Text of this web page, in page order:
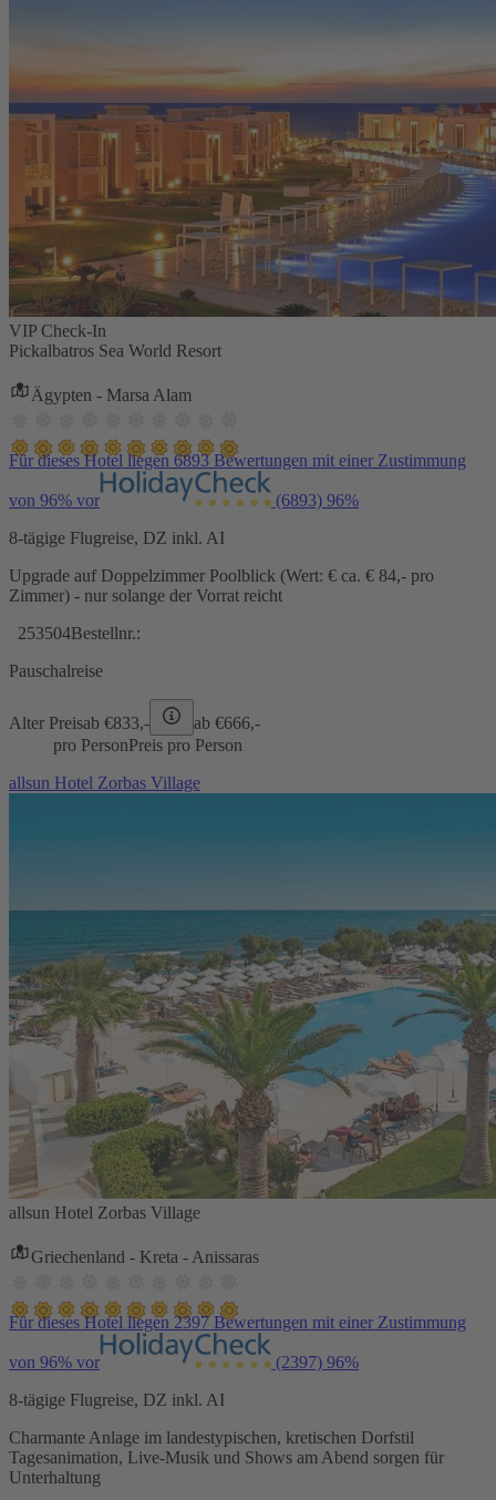
VIP Check-In
Pickalbatros Sea World Resort
Ägypten - Marsa Alam
Für dieses Hotel liegen 6893 Bewertungen mit einer Zustimmung
von 96% vor (6893) 96%
8-tägige Flugreise, DZ inkl. AI
Upgrade auf Doppelzimmer Poolblick (Wert: € ca. € 84,- pro
Zimmer) - nur solange der Vorrat reicht
253504Bestellnr.:
Pauschalreise
Alter Preisab €833,- ab €666,-
pro PersonPreis pro Person
allsun Hotel Zorbas Village
allsun Hotel Zorbas Village
Griechenland - Kreta - Anissaras
Für dieses Hotel liegen 2397 Bewertungen mit einer Zustimmung
von 96% vor (2397) 96%
8-tägige Flugreise, DZ inkl. AI
Charmante Anlage im landestypischen, kretischen Dorfstil
Tagesanimation, Live-Musik und Shows am Abend sorgen für
Unterhaltung